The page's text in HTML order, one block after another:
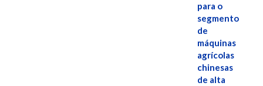
para o
segmento
de
máquinas
agrícolas
chinesas
de alta